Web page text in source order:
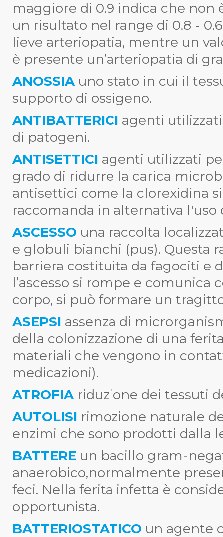
maggiore di 0.9 indica che non
un risultato nel range di 0.8 -
lieve arteriopatia, mentre un
è presente un’arteriopatia di
ANOSSIA uno stato in cui il
supporto di ossigeno.
ANTIBATTERICI agenti
di patogeni.
ANTISETTICI agenti utilizzati
grado di ridurre la carica
antisettici come la clorexidina
raccomanda in alternativa l'uso
ASCESSO una raccolta
e globuli bianchi (pus). Questa
barriera costituita da fagociti e
l’ascesso si rompe e comunica
corpo, si può formare un
ASEPSI assenza di
della colonizzazione di una
materiali che vengono in
medicazioni).
ATROFIA riduzione dei tessuti
AUTOLISI rimozione naturale
enzimi che sono prodotti dalla
BATTERE un bacillo gram-
anaerobico,normalmente
feci. Nella ferita infetta è
opportunista.
BATTERIOSTATICO un agente